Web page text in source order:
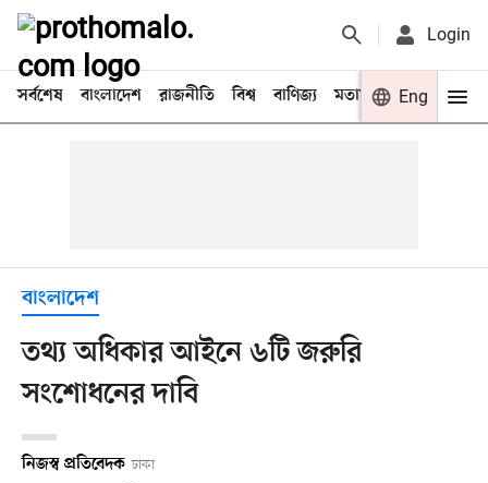
Login
সর্বশেষ বাংলাদেশ রাজনীতি বিশ্ব বাণিজ্য মতামত খেলা
Eng
বাংলাদেশ
তথ্য অধিকার আইনে ৬টি জরুরি
সংশোধনের দাবি
নিজস্ব প্রতিবেদক ঢাকা